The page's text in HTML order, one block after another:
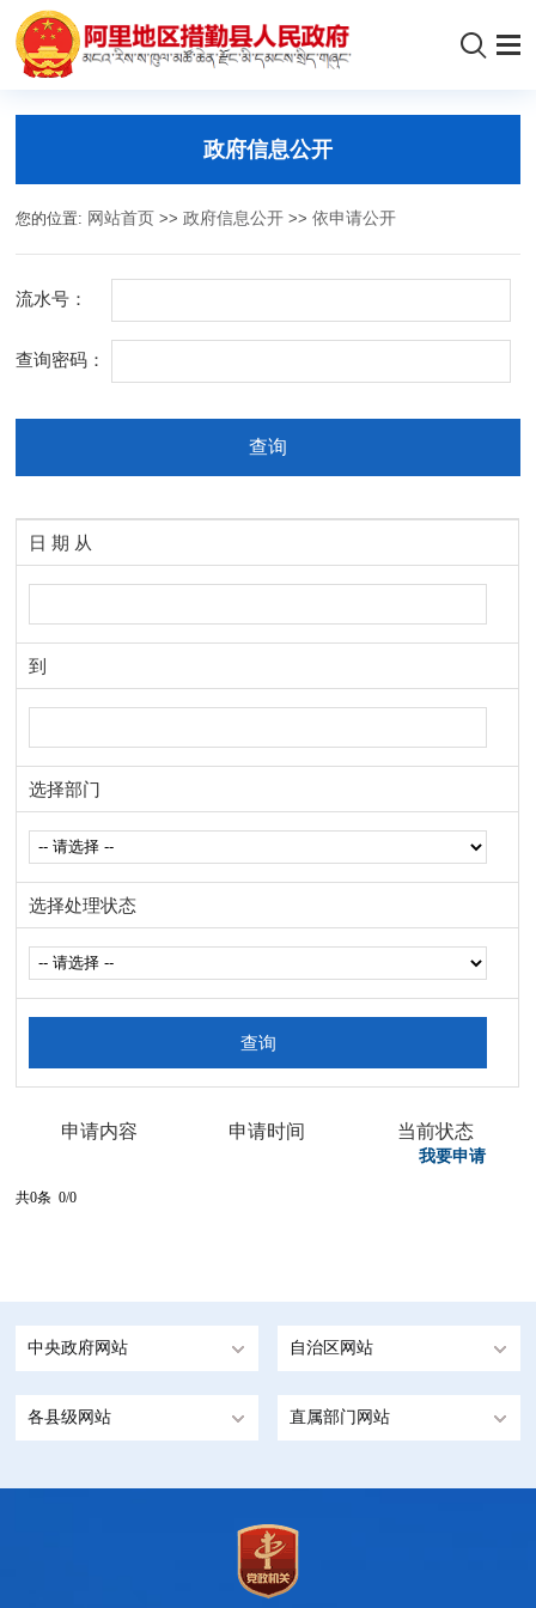
政府信息公开
您的位置: 网站首页 >>政府信息公开 >>依申请公开
流水号：
查询密码：
日 期 从
到
选择部门
选择处理状态
申请内容 申请时间 当前状态
我要申请
共0条 0/0
中央政府网站 自治区网站
各县级网站 直属部门网站